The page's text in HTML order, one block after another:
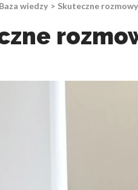
Baza wiedzy Skuteczne